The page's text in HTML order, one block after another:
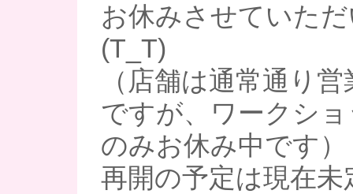
お休みさせていた
(T_T)
（店舗は通常通り
ですが、ワークシ
のみお休み中です）
再開の予定は現在